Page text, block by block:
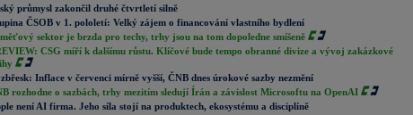
průmysl zakončil druhé čtvrtletí silně
ČSOB v 1. pololetí: Velký zájem o financování vlastního bydlení
sektor je brzda pro techy, trhy jsou na tom dopoledne smíšeně
CSG míří k dalšímu růstu. Klíčové bude tempo obranné divize a vývoj zakázkové
Inflace v červenci mírně vyšší, ČNB dnes úrokové sazby nezmění
rozhodne o sazbách, trhy mezitím sledují Írán a závislost Microsoftu na OpenAI
není AI firma. Jeho síla stojí na produktech, ekosystému a disciplíně